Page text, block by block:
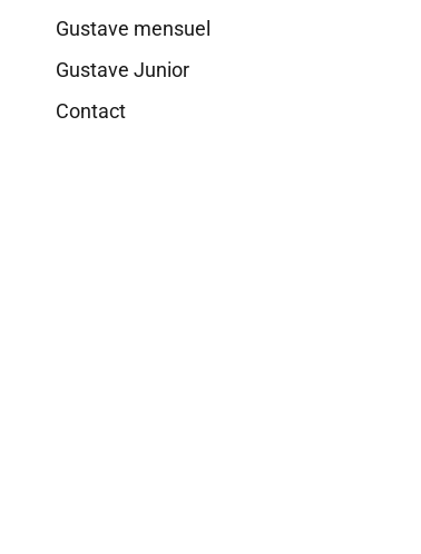
Gustave mensuel
Gustave Junior
Contact